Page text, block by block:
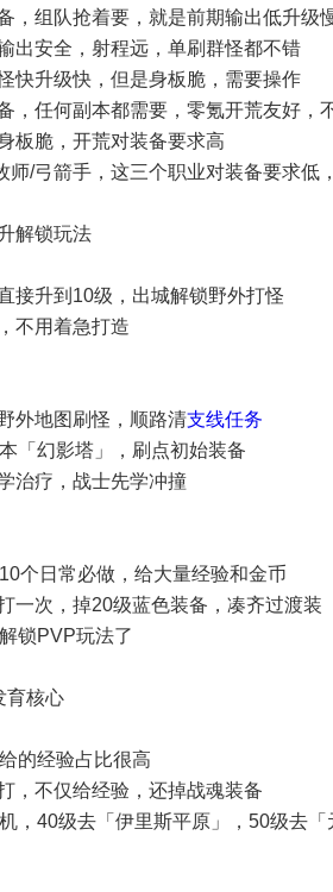
，组队抢着要，就是前期输出低升级
出安全，射程远，单刷群怪都不错
快升级快，但是身板脆，需要操作
备，任何副本都需要，零氪开荒友好，
板脆，开荒对装备要求高
/弓箭手，这三个职业对装备要求低
解锁玩法
直接升到10级，出城解锁野外打怪
不用着急打造
外地图刷怪，顺路清支线任务
「幻影塔」，刷点初始装备
治疗，战士先学冲撞
10个日常必做，给大量经验和金币
一次，掉20级蓝色装备，凑齐过渡装
锁PVP玩法了
育核心
的经验占比很高
，不仅给经验，还掉战魂装备
，40级去「伊里斯平原」，50级去「